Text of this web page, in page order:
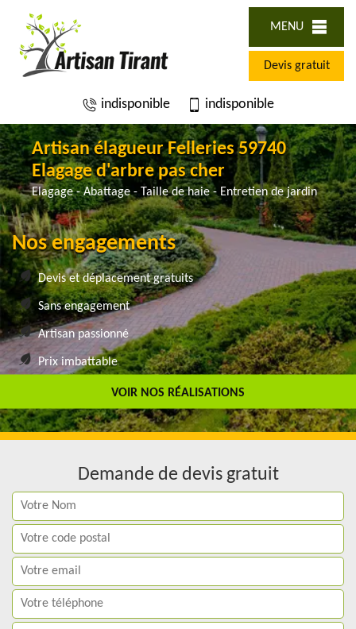
MENU
Devis gratuit
indisponible indisponible
Artisan élagueur Felleries 59740
Elagage d'arbre pas cher
Elagage - Abattage - Taille de haie - Entretien de jardin
VOIR NOS RÉALISATIONS
Nos engagements
Devis et déplacement gratuits
Sans engagement
Artisan passionné
Prix imbattable
Travail de qualité
Demande de devis gratuit